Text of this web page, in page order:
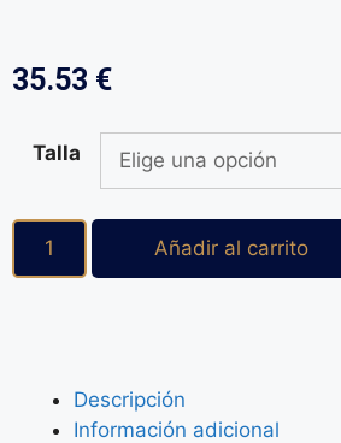
35.53 €
Talla
Añadir al carrito
Descripción
Información adicional